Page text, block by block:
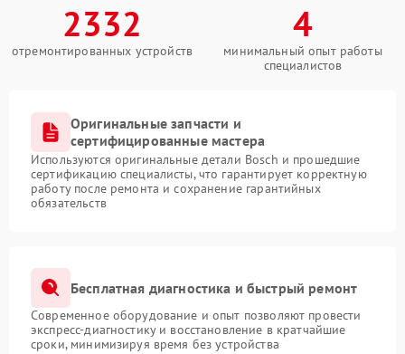
2332
отремонтированных устройств
4
минимальный опыт работы
специалистов
Оригинальные запчасти и
сертифицированные мастера
Используются оригинальные детали Bosch и прошедшие
сертификацию специалисты, что гарантирует корректную
работу после ремонта и сохранение гарантийных
обязательств
Бесплатная диагностика и быстрый ремонт
Современное оборудование и опыт позволяют провести
экспресс-диагностику и восстановление в кратчайшие
сроки, минимизируя время без устройства